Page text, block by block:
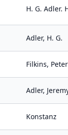
H. G. Adler.
Adler, H. G.
Filkins, Peter
Adler,
Konstanz